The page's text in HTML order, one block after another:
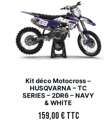
Kit déco Motocross –
HUSQVARNA – TC
SERIES – 2DR6 – NAVY
& WHITE
159,00€ TTC